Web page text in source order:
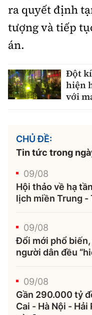
ra quyết định
tượng và tiếp
án.
Đột
hiện
với
CHỦ ĐỀ:
Tin tức trong
09/08
Hội thảo về hạ
lịch miền Trung -
09/08
Đổi mới phổ
người dân đều
09/08
Gần 290.000 tỷ
Cai - Hà Nội -